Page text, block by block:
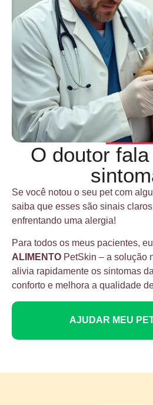
O doutor
Se você notou o seu pet com
saiba que esses são sinais
enfrentando uma alergia!
Para todos os meus pacientes,
ALIMENTO PetSkin – a solução
alivia rapidamente os sintomas
conforto e melhora a qualidade
AJUDAR MEU